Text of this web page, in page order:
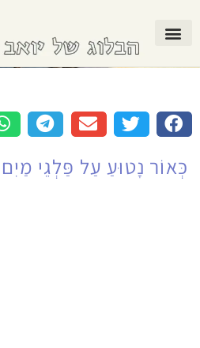
כְּאוֹר נָטוּעַ עַל פַּלְגֵי מַיִם